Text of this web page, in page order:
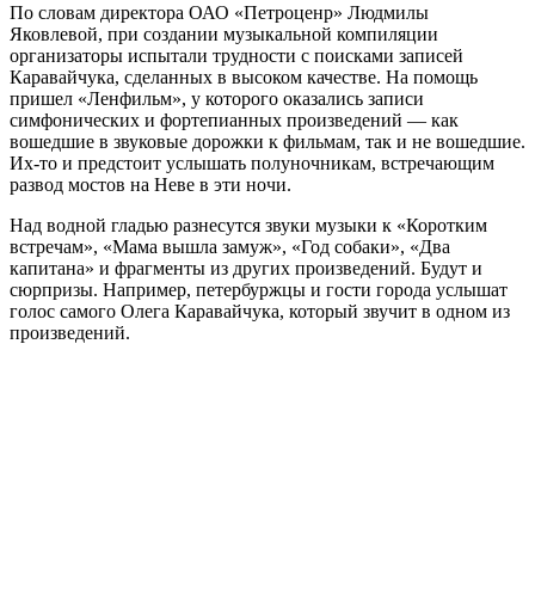
По словам директора ОАО «Петроценр» Людмилы
Яковлевой, при создании музыкальной компиляции
организаторы испытали трудности с поисками записей
Каравайчука, сделанных в высоком качестве. На помощь
пришел «Ленфильм», у которого оказались записи
симфонических и фортепианных произведений — как
вошедшие в звуковые дорожки к фильмам, так и не вошедшие.
Их-то и предстоит услышать полуночникам, встречающим
развод мостов на Неве в эти ночи.
Над водной гладью разнесутся звуки музыки к «Коротким
встречам», «Мама вышла замуж», «Год собаки», «Два
капитана» и фрагменты из других произведений. Будут и
сюрпризы. Например, петербуржцы и гости города услышат
голос самого Олега Каравайчука, который звучит в одном из
произведений.